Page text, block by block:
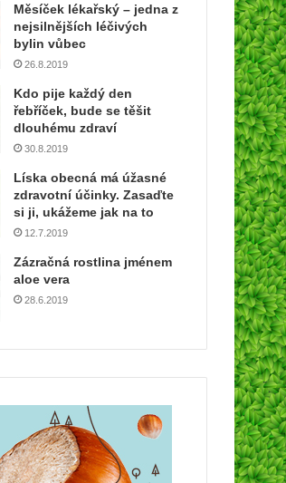
Měsíček lékařský – jedna z
nejsilnějších léčivých
bylin vůbec
26.8.2019
Kdo pije každý den
řebříček, bude se těšit
dlouhému zdraví
30.8.2019
Líska obecná má úžasné
zdravotní účinky. Zasaďte
si ji, ukážeme jak na to
12.7.2019
Zázračná rostlina jménem
aloe vera
28.6.2019